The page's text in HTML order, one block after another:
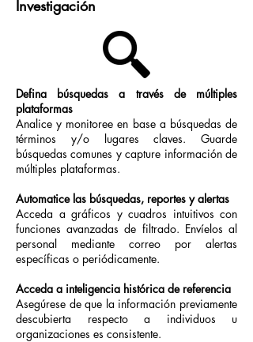
Investigación
Defina búsquedas a través de múltiples
plataformas
Analice y monitoree en base a búsquedas de
términos y/o lugares claves. Guarde
búsquedas comunes y capture información de
múltiples plataformas.
Automatice las búsquedas, reportes y alertas
Acceda a gráficos y cuadros intuitivos con
funciones avanzadas de filtrado. Envíelos al
personal mediante correo por alertas
específicas o periódicamente.
Acceda a inteligencia histórica de referencia
Asegúrese de que la información previamente
descubierta respecto a individuos u
organizaciones es consistente.